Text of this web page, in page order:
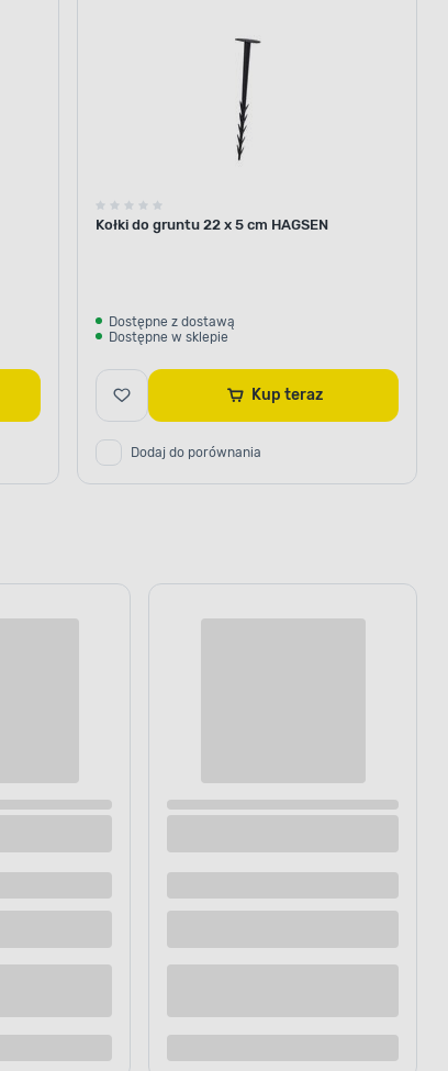
Kołki do gruntu 22 x 5 cm HAGSEN
Dostępne z dostawą
Dostępne w sklepie
Kup teraz
Dodaj do porównania